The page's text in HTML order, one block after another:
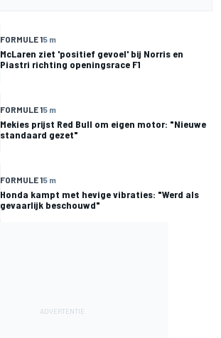
FORMULE 15 m
McLaren ziet 'positief gevoel' bij Norris en
Piastri richting openingsrace F1
FORMULE 15 m
Mekies prijst Red Bull om eigen motor: "Nieuwe
standaard gezet"
FORMULE 15 m
Honda kampt met hevige vibraties: "Werd als
gevaarlijk beschouwd"